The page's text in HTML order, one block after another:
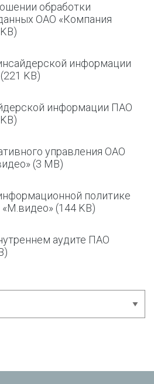
обработки
ОАО «Компания
информации
(221 KB)
информации ПАО
управления ОАО
(3 MB)
политике
(144 KB)
аудите ПАО